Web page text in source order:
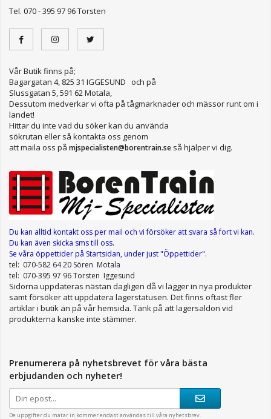
Tel. 070 - 395 97 96 Torsten
Vår Butik finns på;
Bagargatan 4, 825 31 IGGESUND och på
Slussgatan 5, 591 62 Motala,
Dessutom medverkar vi ofta på tågmarknader och mässor runt om i
landet!
Hittar du inte vad du söker kan du använda
sökrutan eller så kontakta oss genom
att maila oss på mjspecialisten@borentrain.se så hjälper vi dig.
Du kan alltid kontakt oss per mail och vi försöker att svara så fort vi kan.
Du kan även skicka sms till oss.
Se våra öppettiderpå Startsidan, under just "Öppettider".
tel: 070-582 64 20 Sören Motala
tel: 070-395 97 96 Torsten Iggesund
Sidorna uppdateras nästan dagligen då vi lägger in nya produkter
samt försöker att uppdatera lagerstatusen. Det finns oftast fler
artiklar i butik än på vår hemsida. Tänk på att lagersaldon vid
produkterna kanske inte stämmer.
Prenumerera på nyhetsbrevet för våra bästa
erbjudanden och nyheter!
De uppgifter du matar in kommer endast användas till våra nyhetsbrev.